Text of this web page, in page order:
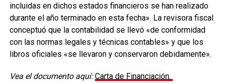
incluidas en dichos estados financieros se han realizado
durante el año terminado en esta fecha». La revisora fiscal
conceptuó que la contabilidad se llevó «de conformidad
con las normas legales y técnicas contables» y que los
libros oficiales «se llevaron y conservaron debidamente».
Vea el documento aquí: Carta de Financiación.